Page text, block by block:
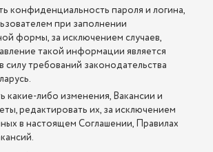
конфиденциальность пароля и логина,
при заполнении
формы, за исключением случаев,
такой информации является
силу требований законодательства
какие-либо изменения, Вакансии и
редактировать их, за исключением
в настоящем Соглашении, Правилах